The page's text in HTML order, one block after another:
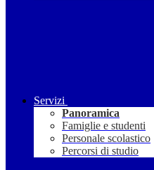
Servizi
Panoramica
Famiglie e studenti
Personale scolastico
Percorsi di studio